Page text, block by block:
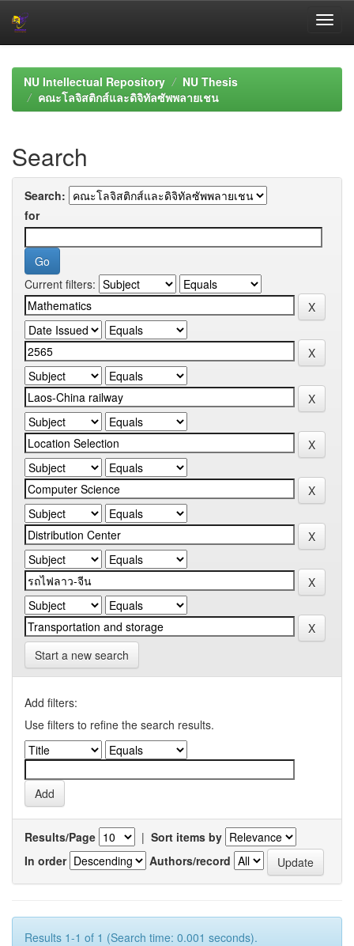
navigationNU Intellectual Repository
NU Thesis
คณะโลจิสติกส์และดิจิทัลซัพพลายเชน
Search
Search:
for
Current filters:
Start a new search
Add filters:
Use filters to refine the search results.
Results/Page | Sort items by
In order
Authors/record
Results 1-1 of 1 (Search time: 0.001 seconds).